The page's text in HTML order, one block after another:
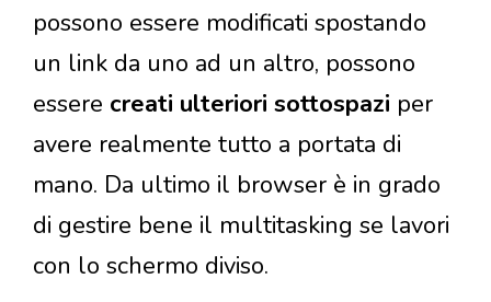
possono essere modificati spostando
un link da uno ad un altro, possono
essere creati ulteriori sottospazi per
avere realmente tutto a portata di
mano. Da ultimo il browser è in grado
di gestire bene il multitasking se lavori
con lo schermo diviso.